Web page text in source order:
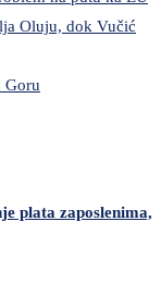
Oluju, dok Vučić
Goru
plata zaposlenima,